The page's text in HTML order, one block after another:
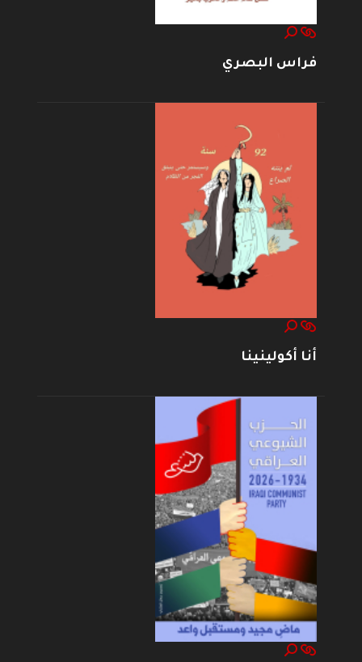
فراس البصري
أنا أكولينينا